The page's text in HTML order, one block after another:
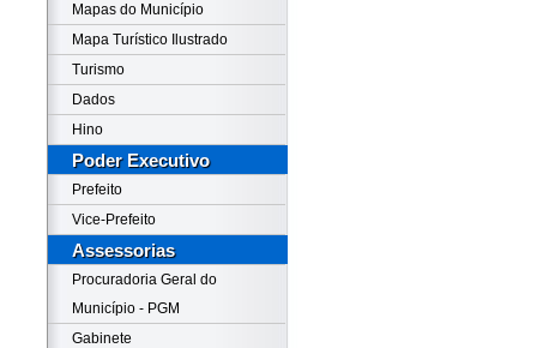
Mapas do Município
Mapa Turístico Ilustrado
Turismo
Dados
Hino
Poder Executivo
Prefeito
Vice-Prefeito
Assessorias
Procuradoria Geral do
Município - PGM
Gabinete